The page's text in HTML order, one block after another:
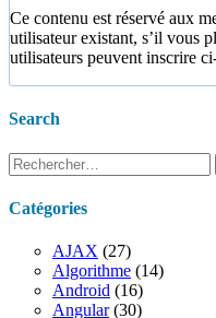
Ce contenu est réservé aux
utilisateur existant, s’il vous
utilisateurs peuvent inscrire
Search
Rechercher :
Catégories
AJAX (27)
Algorithme (14)
Android (16)
Angular(30)